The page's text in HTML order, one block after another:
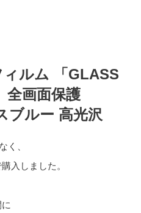
ルム 「GLASS
全画面保護
ブルー 高光沢
く、
入しました。